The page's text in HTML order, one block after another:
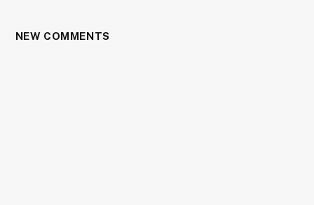
NEW COMMENTS